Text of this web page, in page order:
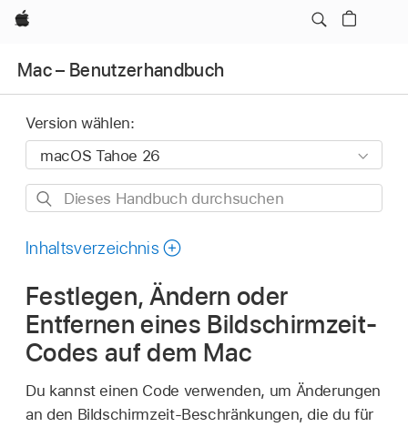
Apple
Mac – Benutzerhandbuch
Version wählen:
Dieses
durchsuchen
Inhaltsverzeichnis
Festlegen, Ändern oder
Entfernen eines Bildschirmzeit-
Codes auf dem Mac
Du kannst einen Code verwenden, um Änderungen
an den Bildschirmzeit-Beschränkungen, die du für